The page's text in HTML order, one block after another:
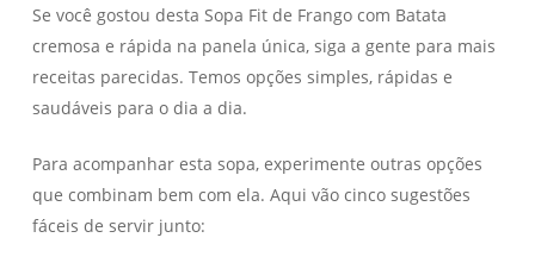
Se você gostou desta Sopa Fit de Frango com Batata
cremosa e rápida na panela única, siga a gente para mais
receitas parecidas. Temos opções simples, rápidas e
saudáveis para o dia a dia.
Para acompanhar esta sopa, experimente outras opções
que combinam bem com ela. Aqui vão cinco sugestões
fáceis de servir junto: